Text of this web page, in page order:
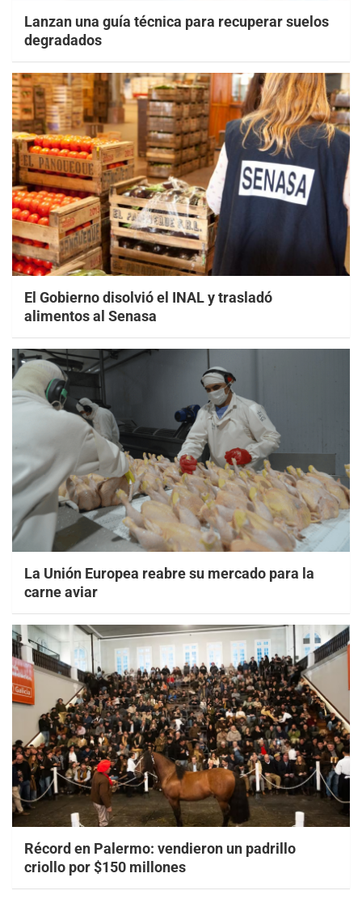
Lanzan una guía técnica para recuperar suelos
degradados
El Gobierno disolvió el INAL y trasladó
alimentos al Senasa
La Unión Europea reabre su mercado para la
carne aviar
Récord en Palermo: vendieron un padrillo
criollo por $150 millones